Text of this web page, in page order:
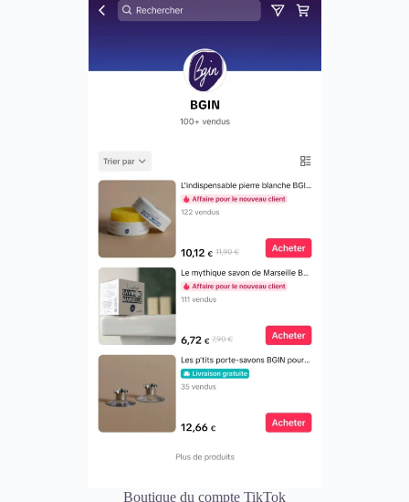
Boutique du compte TikTok